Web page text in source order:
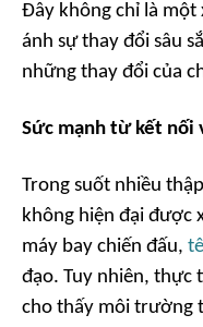
Đây không chỉ là một
ánh sự thay đổi sâu
những thay đổi của
Sức mạnh từ kết nối
Trong suốt nhiều
không hiện đại được
máy bay chiến đấu,
đạo. Tuy nhiên, thực
cho thấy môi trường